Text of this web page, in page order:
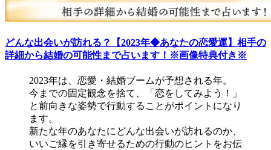
どんな出会いが訪れる？【2023年◆あなたの恋愛運】相手の
詳細から結婚の可能性まで占います！※画像特典付き※
2023年は、恋愛・結婚ブームが予想される年。
今までの固定観念を捨て、「恋をしてみよう！」
と前向きな姿勢で行動することがポイントになり
ます。
新たな年のあなたにどんな出会いが訪れるのか、
いいご縁を引き寄せるための行動のヒントをお伝